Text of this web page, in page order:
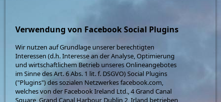
Verwendung von Facebook Social Plugins
Wir nutzen auf Grundlage unserer berechtigten
Interessen (d.h. Interesse an der Analyse, Optimierung
und wirtschaftlichem Betrieb unseres Onlineangebotes
im Sinne des Art. 6 Abs. 1 lit. f. DSGVO) Social Plugins
("Plugins") des sozialen Netzwerkes facebook.com,
welches von der Facebook Ireland Ltd., 4 Grand Canal
Square, Grand Canal Harbour, Dublin 2, Irland betrieben